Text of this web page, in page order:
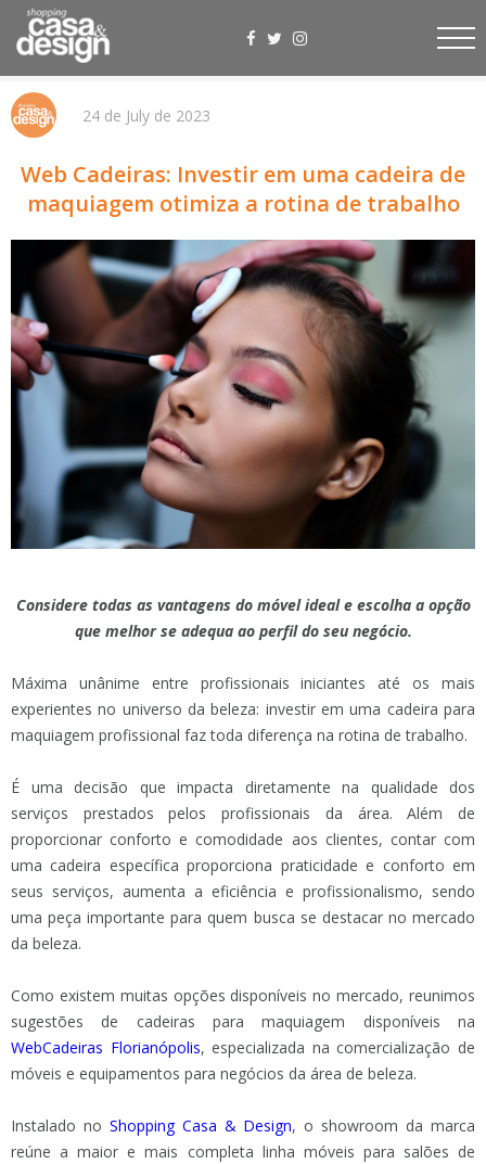
24 de July de 2023
Web Cadeiras: Investir em uma cadeira de
maquiagem otimiza a rotina de trabalho
Considere todas as vantagens do móvel ideal e escolha a opção
que melhor se adequa ao perfil do seu negócio.
Máxima unânime entre profissionais iniciantes até os mais
experientes no universo da beleza: investir em uma cadeira para
maquiagem profissional faz toda diferença na rotina de trabalho.
É uma decisão que impacta diretamente na qualidade dos
serviços prestados pelos profissionais da área. Além de
proporcionar conforto e comodidade aos clientes, contar com
uma cadeira específica proporciona praticidade e conforto em
seus serviços, aumenta a eficiência e profissionalismo, sendo
uma peça importante para quem busca se destacar no mercado
da beleza.
Como existem muitas opções disponíveis no mercado, reunimos
sugestões de cadeiras para maquiagem disponíveis na
WebCadeiras Florianópolis, especializada na comercialização de
móveis e equipamentos para negócios da área de beleza.
Instalado no Shopping Casa & Design, o showroom da marca
reúne a maior e mais completa linha móveis para salões de